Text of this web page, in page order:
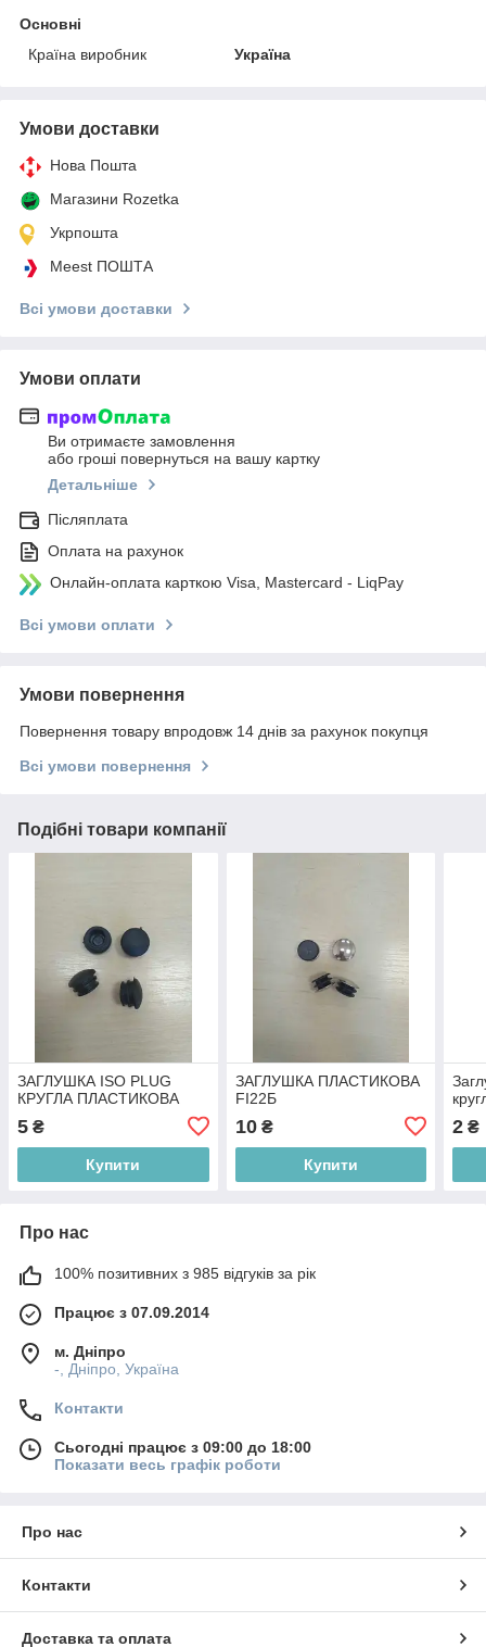
Основні
Країна виробник
Україна
Умови доставки
Нова Пошта
Магазини Rozetka
Укрпошта
Meest ПОШТА
Всі умови доставки
Умови оплати
Ви отримаєте замовлення
або гроші повернуться на вашу картку
Детальніше
Післяплата
Оплата на рахунок
Онлайн-оплата карткою Visa, Mastercard - LiqPay
Всі умови оплати
Умови повернення
Повернення товару впродовж 14 днів за рахунок покупця
Всі умови повернення
Подібні товари компанії
ЗАГЛУШКА ISO PLUG
КРУГЛА ПЛАСТИКОВА
5 ₴
Купити
ЗАГЛУШКА ПЛАСТИКОВА
FI22Б
10₴
Купити
2 ₴
Про нас
100% позитивних з 985 відгуків за рік
Працює з 07.09.2014
м. Дніпро
-, Дніпро, Україна
Контакти
Сьогодні працює з 09:00 до 18:00
Показати весь графік роботи
Про нас
Контакти
Доставка та оплата